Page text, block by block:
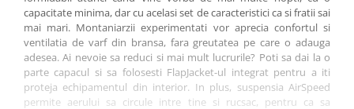
Bandane
Imbracaminte de corp
Copii
Jachete copii
capacitate minima, dar cu acelasi set de caracteristici ca si fratii sai
mai mari. Montaniarzii experimentati vor aprecia confortul si
ventilatia de varf din bransa, fara greutatea pe care o adauga
adesea. Ai nevoie sa reduci si mai mult lucrurile? Poti sa dai la o
parte capacul si sa folosesti FlapJacket-ul integrat pentru a iti
proteja echipamentul din interior. In plus, suspensia AirSpeed
permite aerului sa circule intre tine si rucsac, pentru ca sa